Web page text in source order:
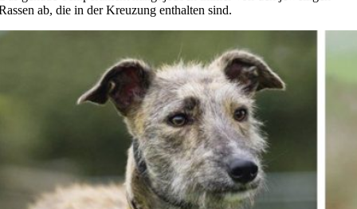
ab, die in der Kreuzung enthalten sind.